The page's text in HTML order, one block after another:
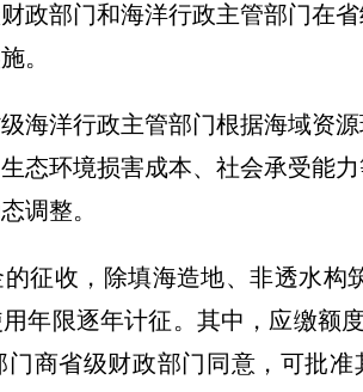
政部门和海洋行政主管部门在
。
海洋行政主管部门根据海域资
态环境损害成本、社会承受能
调整。
征收，除填海造地、非透水构
年限逐年计征。其中，应缴额
商省级财政部门同意，可批